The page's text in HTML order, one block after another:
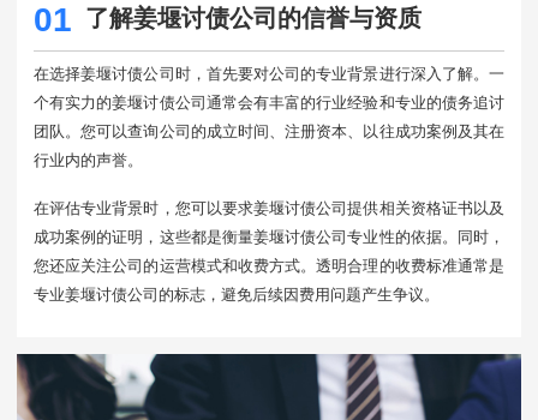
01 了解姜堰讨债公司的信誉与资质
在选择姜堰讨债公司时，首先要对公司的专业背景进行深入了解。一
个有实力的姜堰讨债公司通常会有丰富的行业经验和专业的债务追讨
团队。您可以查询公司的成立时间、注册资本、以往成功案例及其在
行业内的声誉。
在评估专业背景时，您可以要求姜堰讨债公司提供相关资格证书以及
成功案例的证明，这些都是衡量姜堰讨债公司专业性的依据。同时，
您还应关注公司的运营模式和收费方式。透明合理的收费标准通常是
专业姜堰讨债公司的标志，避免后续因费用问题产生争议。